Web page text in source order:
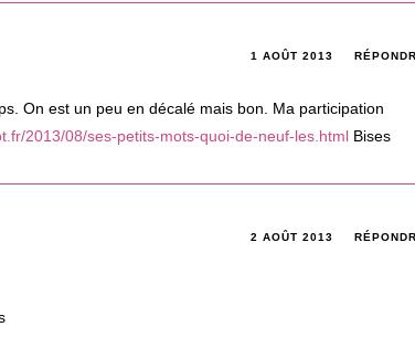
1 AOÛT 2013
On est un peu en décalé mais bon. Ma participation
2013/08/ses-petits-mots-quoi-de-neuf-les.html Bises
2 AOÛT 2013